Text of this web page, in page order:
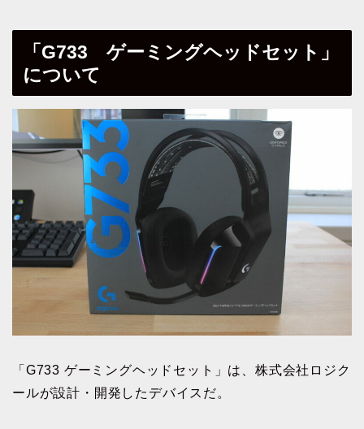
「G733 ゲーミングヘッドセット」
について
「G733 ゲーミングヘッドセット」は、株式会社ロジク
ールが設計・開発したデバイスだ。